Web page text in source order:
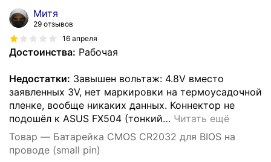
Митя
29 отзывов
16 апреля
Достоинства: Рабочая
Недостатки: Завышен вольтаж: 4.8V вместо
заявленных 3V, нет маркировки на термоусадочной
пленке, вообще никаких данных. Коннектор не
подошёл к ASUS FX504 (тонкий… Читать ещё
Товар — Батарейка CMOS CR2032 для BIOS на
проводе (small pin)